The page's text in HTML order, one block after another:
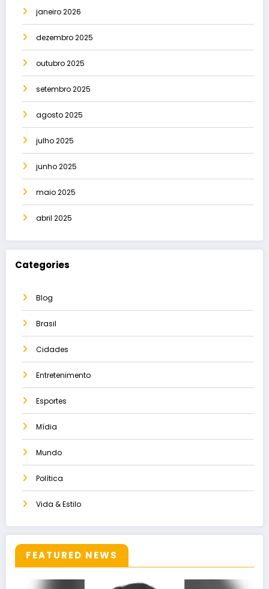
janeiro 2026
dezembro 2025
outubro 2025
setembro 2025
agosto 2025
julho 2025
junho 2025
maio 2025
abril 2025
Categories
Blog
Brasil
Cidades
Entretenimento
Esportes
Mídia
Mundo
Política
Vida & Estilo
FEATURED NEWS